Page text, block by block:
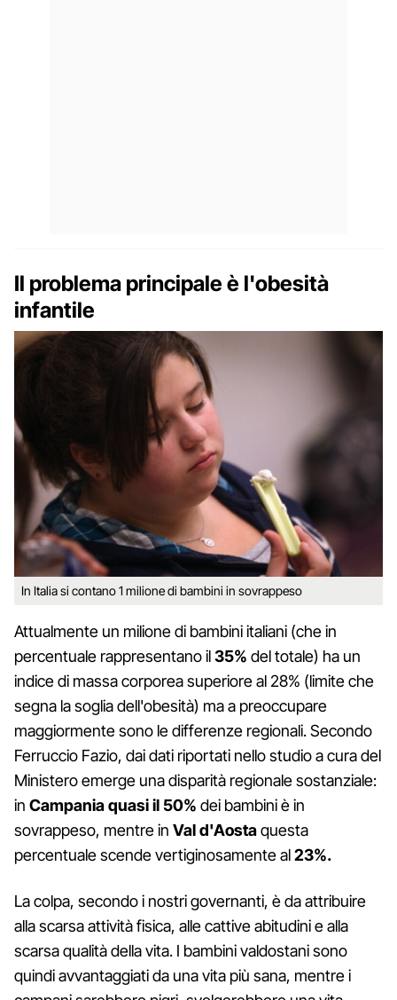
Il problema principale è l'obesità
infantile
In Italia si contano 1 milione di bambini in sovrappeso
Attualmente un milione di bambini italiani (che in
percentuale rappresentano il35% del totale) ha un
indice di massa corporea superiore al 28% (limite che
segna la soglia dell'obesità) ma a preoccupare
maggiormente sono le differenze regionali. Secondo
Ferruccio Fazio, dai dati riportati nello studio a cura del
Ministero emerge una disparità regionale sostanziale:
in Campania quasi il 50% dei bambini è in
sovrappeso, mentre in Val d'Aostaquesta
percentuale scende vertiginosamente al23%.
La colpa, secondo i nostri governanti, è da attribuire
alla scarsa attività fisica, alle cattive abitudini e alla
scarsa qualità della vita. I bambini valdostani sono
quindi avvantaggiati da una vita più sana, mentre i